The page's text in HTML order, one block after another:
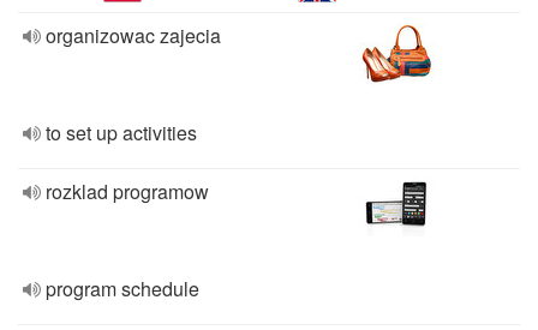
organizowac zajecia
to set up activities
rozklad programow
program schedule